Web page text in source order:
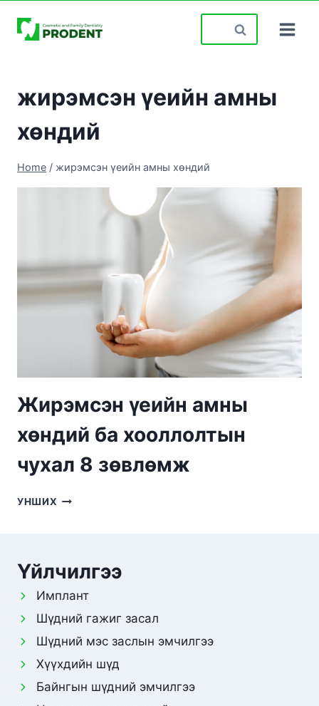
Search
for:
жирэмсэн үеийн амны
хөндий
Home / жирэмсэн үеийн амны хөндий
Жирэмсэн үеийн амны
хөндий ба хооллолтын
чухал 8 зөвлөмж
УНШИХ ЖИРЭМСЭН
ХООЛЛОЛТЫН
8
ЗӨВЛӨМЖ
Үйлчилгээ
Имплант
Шүдний гажиг засал
Шүдний мэс заслын эмчилгээ
Хүүхдийн шүд
Байнгын шүдний эмчилгээ